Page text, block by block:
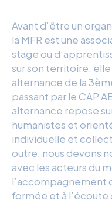
Avant d’être un
la MFR est une
stage ou
sur son territoire,
alternance de la
passant par le CAP
alternance repose
humanistes et
individuelle et
outre, nous devons
avec les acteurs du
l’accompagnement
formée et à